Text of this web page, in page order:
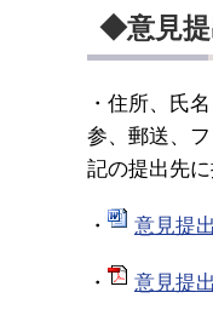
◆意見
・住所、氏
参、郵送、
記の提出
・
意見提
・
意見提